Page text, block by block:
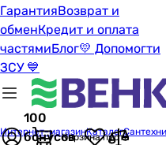
ГарантияВозврат и
обменКредит и оплата
частямиБлог💛 Допомогти
ЗСУ 💙
100
бонусовКорзина пуста
Интернет-магазинКаталог